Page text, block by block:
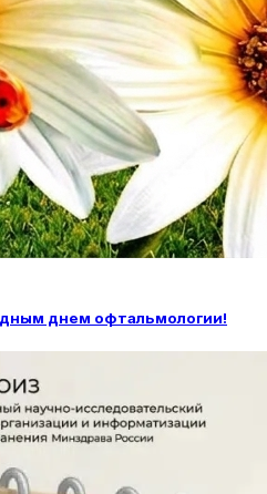
днем офтальмологии!